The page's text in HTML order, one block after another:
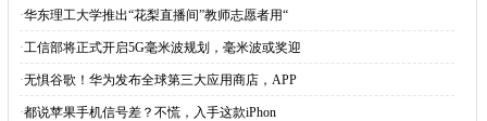
·华东理工大学推出“花梨直播间”教师志愿者用“
·工信部将正式开启5G毫米波规划，毫米波或奖迎
·无惧谷歌！华为发布全球第三大应用商店，APP
·都说苹果手机信号差？不慌，入手这款iPhon